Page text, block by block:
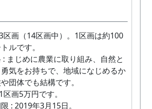
田んぼでオリジナル曲を披露・演奏
サート。
出演してきましたが、その中でも、
色濃く出した曲です。
“雨”と“太陽の光”が、私達の命を
化と生業 ～オトウ・棚田を中心に
府立大学文学部歴史学科4回生 橋本
区文書からみた江戸時代の神光寺と
立大学文学部歴史学科教授 東昇
立大学文学部歴史学科4回生 渡部
区画（14区画中）。1区画は約100
ルです。
: まじめに農業に取り組み、自然と
気をお持ちで、地域になじめるか
団体でも結構です。
画5万円です。
: 2019年3月15日。